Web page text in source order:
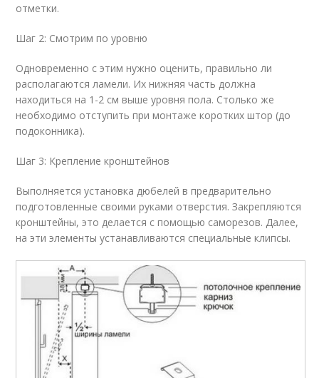
отметки.
Шаг 2: Смотрим по уровню
Одновременно с этим нужно оценить, правильно ли
располагаются ламели. Их нижняя часть должна
находиться на 1-2 см выше уровня пола. Столько же
необходимо отступить при монтаже коротких штор (до
подоконника).
Шаг 3: Крепление кронштейнов
Выполняется установка дюбелей в предварительно
подготовленные своими руками отверстия. Закрепляются
кронштейны, это делается с помощью саморезов. Далее,
на эти элементы устанавливаются специальные клипсы.